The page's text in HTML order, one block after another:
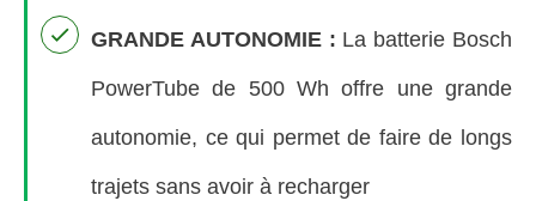
GRANDE AUTONOMIE: La batterie Bosch
PowerTube de 500 Wh offre une grande
autonomie, ce qui permet de faire de longs
trajets sans avoir à recharger